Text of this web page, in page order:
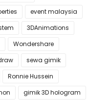
event malaysia
3DAnimations
Wondershare
sewa gimik
Ronnie Hussein
gimik 3D hologram